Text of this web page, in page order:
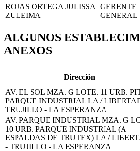
ROJAS ORTEGA JULISSA
ZULEIMA
GERENTE
GENERAL
ALGUNOS
ANEXOS
Dirección
AV. EL SOL MZA. G LOTE. 11 URB.
PARQUE INDUSTRIAL LA /
TRUJILLO - LA ESPERANZA
AV. PARQUE INDUSTRIAL MZA. G
10 URB. PARQUE INDUSTRIAL (A
ESPALDAS DE TRUTEX) LA /
- TRUJILLO - LA ESPERANZA